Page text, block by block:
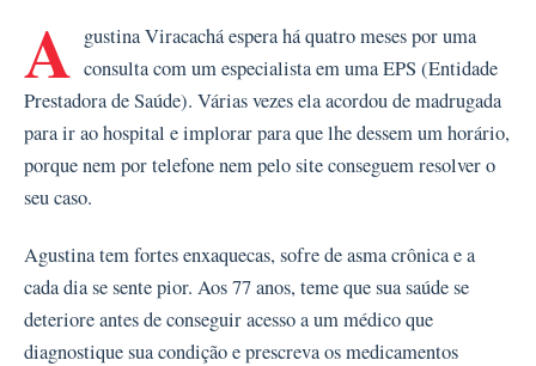
A gustina Viracachá espera há quatro meses por uma
consulta com um especialista em uma EPS (Entidade
Prestadora de Saúde). Várias vezes ela acordou de madrugada
para ir ao hospital e implorar para que lhe dessem um horário,
porque nem por telefone nem pelo site conseguem resolver o
seu caso.
Agustina tem fortes enxaquecas, sofre de asma crônica e a
cada dia se sente pior. Aos 77 anos, teme que sua saúde se
deteriore antes de conseguir acesso a um médico que
diagnostique sua condição e prescreva os medicamentos